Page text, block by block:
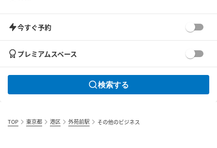
今すぐ予約
プレミアムスペース
検索する
TOP 東京都 港区 外苑前駅 その他のビジネス